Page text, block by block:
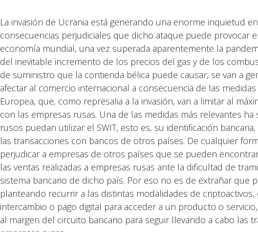
La invasión de Ucrania está generando una enorme inquietud
consecuencias perjudiciales que dicho ataque puede provocar
economía mundial, una vez superada aparentemente la
del inevitable incremento de los precios del gas y de los
de suministro que la contienda bélica puede causar, se van a
afectar al comercio internacional a consecuencia de las
Europea, que, como represalia a la invasión, van a limitar al
con las empresas rusas. Una de las medidas más relevantes
rusos puedan utilizar el SWIT, esto es, su identificación
las transacciones con bancos de otros países. De cualquier
perjudicar a empresas de otros países que se pueden
las ventas realizadas a empresas rusas ante la dificultad de
sistema bancario de dicho país. Por eso no es de extrañar que
planteando recurrir a las distintas modalidades de
intercambio o pago digital para acceder a un producto o
al margen del circuito bancario para seguir llevando a cabo las